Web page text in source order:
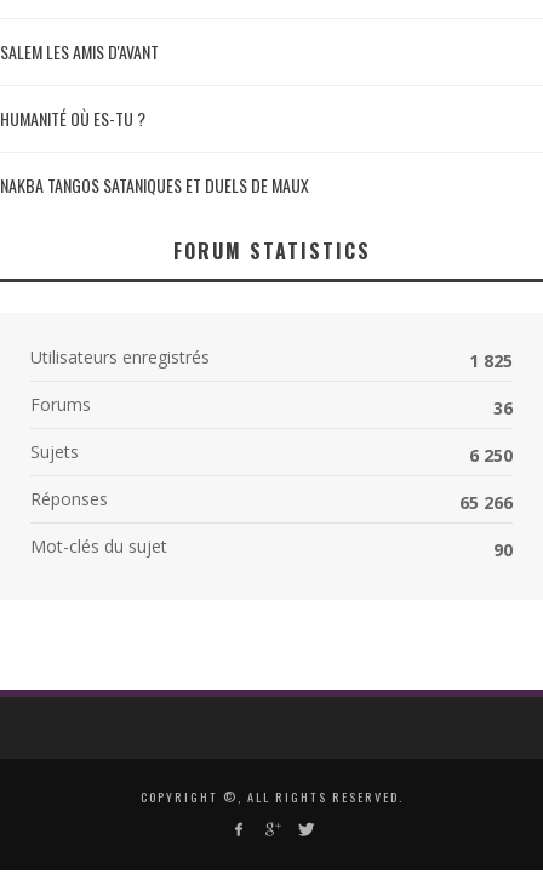
SALEM LES AMIS D'AVANT
HUMANITÉ OÙ ES-TU ?
NAKBA TANGOS SATANIQUES ET DUELS DE MAUX
FORUM STATISTICS
Utilisateurs enregistrés
1 825
Forums
36
Sujets
6 250
Réponses
65 266
Mot-clés du sujet
90
COPYRIGHT ©, ALL RIGHTS RESERVED.